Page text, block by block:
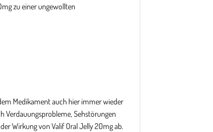
zu einer ungewollten
Medikament auch hier immer wieder
Verdauungsprobleme, Sehstörungen
Wirkung von Valif Oral Jelly 20mg ab.